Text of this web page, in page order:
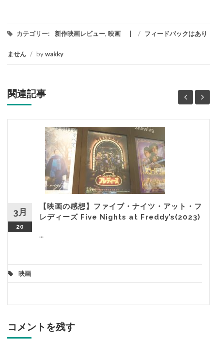
カテゴリー: 新作映画レビュー, 映画 / フィードバックはあり
ません / bywakky
関連記事
3月
20
【映画の感想】ファイブ・ナイツ・アット・フ
レディーズ Five Nights at Freddy’s(2023)
...
映画
コメントを残す